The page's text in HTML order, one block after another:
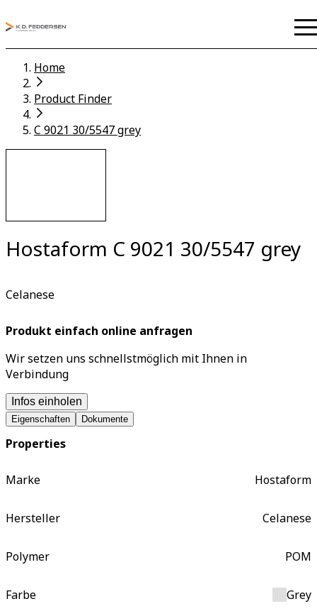
Home
Product Finder
C 9021 30/5547 grey
Hostaform C 9021 30/5547 grey
Celanese
Produkt einfach online anfragen
Wir setzen uns schnellstmöglich mit Ihnen in
Verbindung
Infos einholen
Eigenschaften Dokumente
Properties
Marke Hostaform
Hersteller Celanese
Polymer POM
Farbe Grey